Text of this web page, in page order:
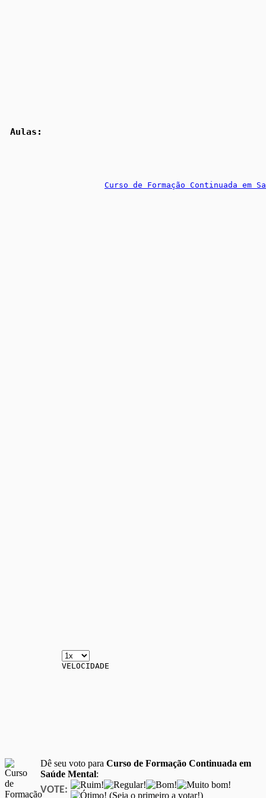
Aulas:
Curso de Formação Continuada em
VELOCIDADE
Dê seu voto para Curso de Formação Continuada em
Saúde Mental:
VOTE: (Seja o primeiro a votar!)